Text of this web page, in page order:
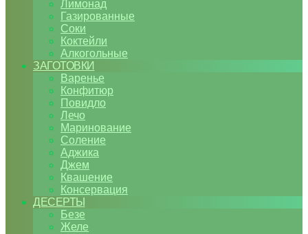
Лимонад
Газированные
Соки
Коктейли
Алкогольные
ЗАГОТОВКИ
Варенье
Конфитюр
Повидло
Лечо
Маринование
Соление
Аджика
Джем
Квашение
Консервация
ДЕСЕРТЫ
Безе
Желе